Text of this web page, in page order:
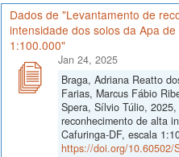
Dados de "Levantamento de
intensidade dos solos da Apa
1:100.000"
Jan 24, 2025
Braga, Adriana Reatto
Farias, Marcus Fábio
Spera, Sílvio Túlio,
reconhecimento de alta
Cafuringa-DF, escala
https://doi.org/10.60502/